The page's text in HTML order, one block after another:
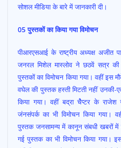
सोशल मीडिया के बारे में जानकारी दी।
05 पुस्तकों का किया गया विमोचन
पीआरएसआई के राष्ट्रीय अध्यक्ष अजीत
जनरल मिशेल मास्लोव ने छठवें सत्र
पुस्तकों का विमोचन किया गया। वहीं इस
वघेल की पुस्तक हस्ती मिटती नहीं उनकी-
किया गया। वहीं बद्रा चैेप्टर के
जंनसंपर्क का भी विमोचन किया गया।
पुस्तक जनसामन्य में कानून संबधी खबरों में
गई पुस्तक का भी विमोचन किया गया।